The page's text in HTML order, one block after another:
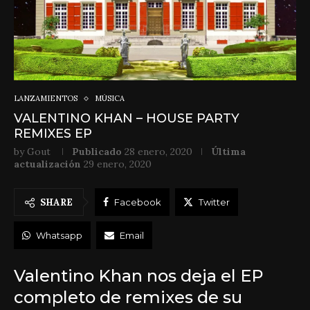
LANZAMIENTOS MÚSICA
VALENTINO KHAN – HOUSE PARTY
REMIXES EP
by Gout Publicado 28 enero, 2020
Última
actualización 29 enero, 2020
SHARE Facebook Twitter
Whatsapp Email
Valentino Khan nos deja el EP
completo de remixes de su